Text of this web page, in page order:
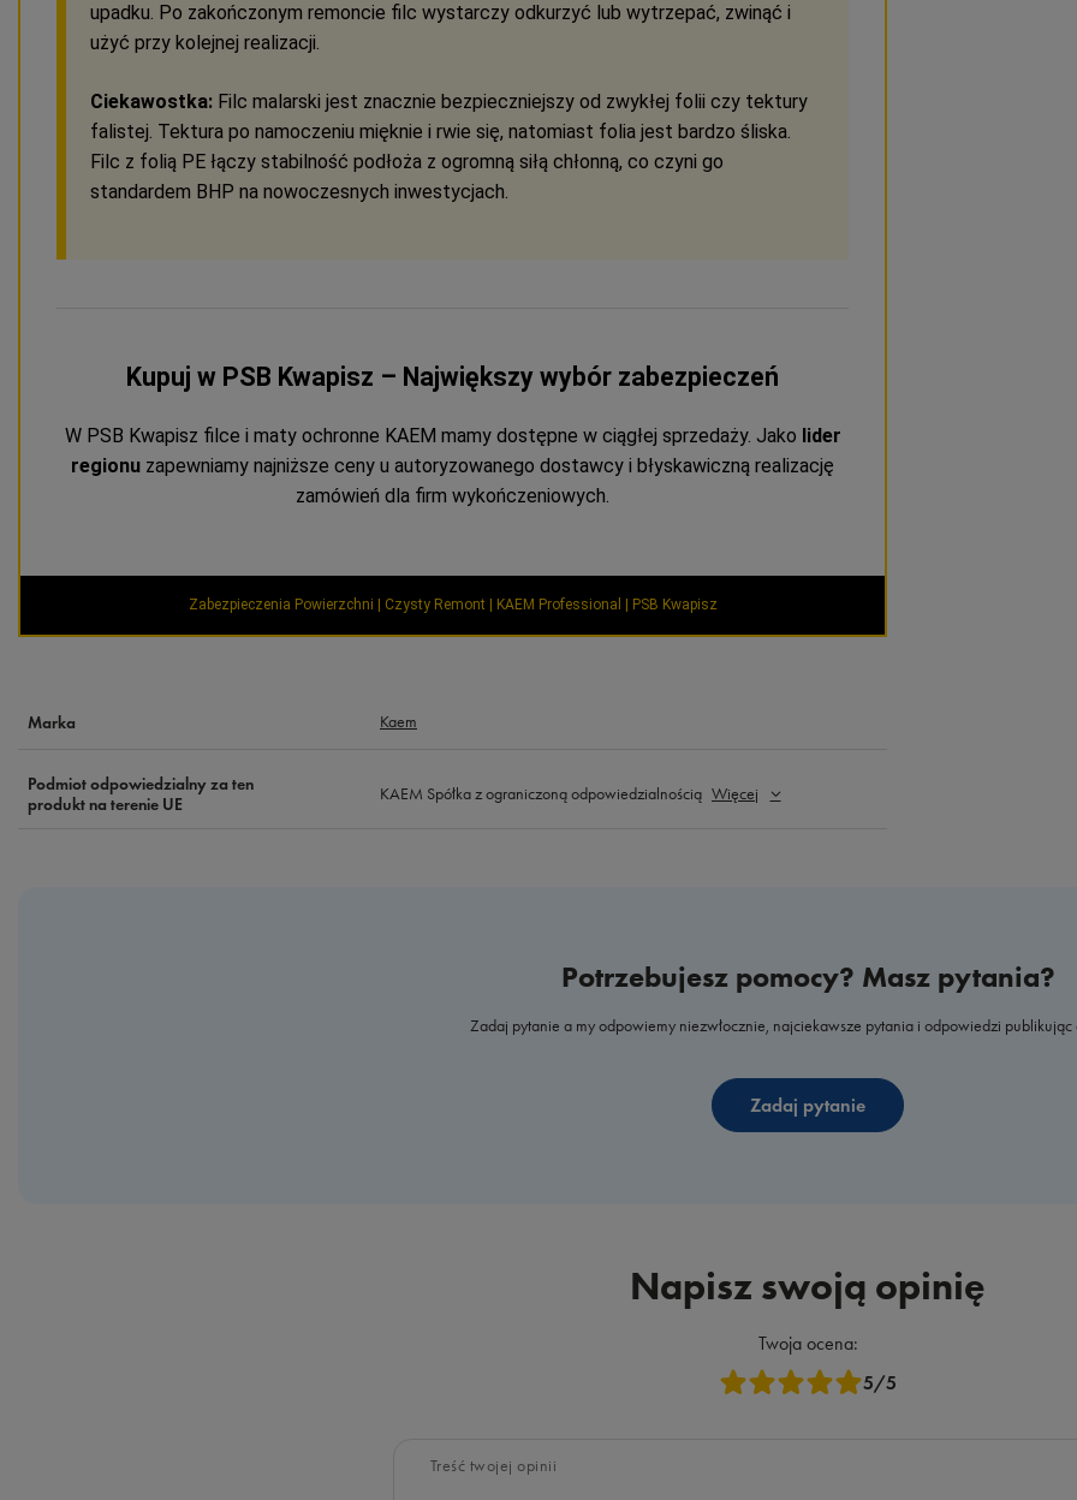
upadku. Po zakończonym remoncie filc wystarczy odkurzyć lub wytrzepać, zwinąć i
użyć przy kolejnej realizacji.
Ciekawostka: Filc malarski jest znacznie bezpieczniejszy od zwykłej folii czy tektury
falistej. Tektura po namoczeniu mięknie i rwie się, natomiast folia jest bardzo śliska.
Filc z folią PE łączy stabilność podłoża z ogromną siłą chłonną, co czyni go
standardem BHP na nowoczesnych inwestycjach.
Kupuj w PSB Kwapisz – Największy wybór zabezpieczeń
W PSB Kwapisz filce i maty ochronne KAEM mamy dostępne w ciągłej sprzedaży. Jako lider
regionu zapewniamy najniższe ceny u autoryzowanego dostawcy i błyskawiczną realizację
zamówień dla firm wykończeniowych.
Zabezpieczenia Powierzchni | Czysty Remont | KAEM Professional | PSB Kwapisz
Marka Kaem
Podmiot odpowiedzialny za ten
produkt na terenie UE
KAEM Spółka z ograniczoną odpowiedzialnością Więcej
Potrzebujesz pomocy? Masz pytania?
Zadaj pytanie a my odpowiemy niezwłocznie, najciekawsze pytania i odpowiedzi publikując
Zadaj pytanie
Napisz swoją opinię
Twoja ocena:
5/5
Treść twojej opinii